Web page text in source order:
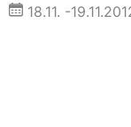
18.11. -